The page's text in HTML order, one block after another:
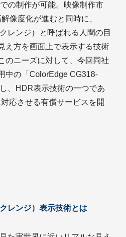
の制作が可能。映像制作市
像度化が進むと同時に、
レンジ）と呼ばれる人間の目
え方を画面上で表示する技術
のニーズに対して、今回同社
中の「ColorEdge CG318-
、HDR表示技術の一つであ
応させる有償サービスを開
レンジ）表示技術とは